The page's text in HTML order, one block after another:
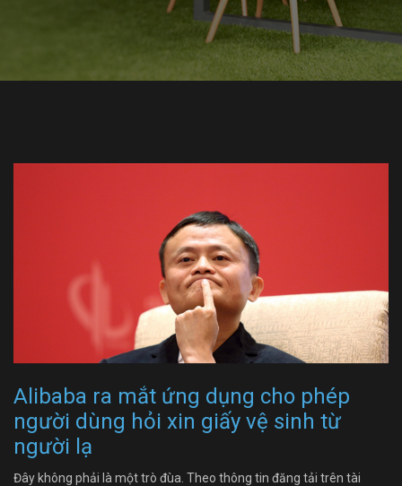
Alibaba ra mắt ứng dụng cho phép
người dùng hỏi xin giấy vệ sinh từ
người lạ
Đây không phải là một trò đùa. Theo thông tin đăng tải trên tài